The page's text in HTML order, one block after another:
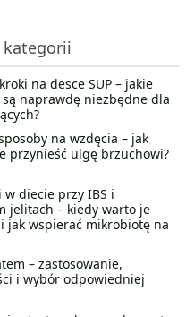
kategorii
na desce SUP – jakie
są naprawdę niezbędne dla
na wzdęcia – jak
przynieść ulgę brzuchowi?
w diecie przy IBS i
jelitach – kiedy warto je
jak wspierać mikrobiotę na
– zastosowanie,
i wybór odpowiedniej